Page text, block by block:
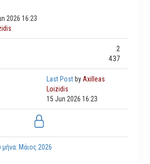
2026 16:23
2
437
Last Post by Axilleas
Loizidis
15 Jun 2026 16:23
Μάιος 2026